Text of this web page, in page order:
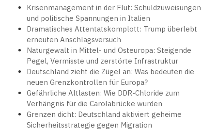
Krisenmanagement in der Flut: Schuldzuweisungen
und politische Spannungen in Italien
Dramatisches Attentatskomplott: Trump überlebt
erneuten Anschlagsversuch
Naturgewalt in Mittel- und Osteuropa: Steigende
Pegel, Vermisste und zerstörte Infrastruktur
Deutschland zieht die Zügel an: Was bedeuten die
neuen Grenzkontrollen für Europa?
Gefährliche Altlasten: Wie DDR-Chloride zum
Verhängnis für die Carolabrücke wurden
Grenzen dicht: Deutschland aktiviert geheime
Sicherheitsstrategie gegen Migration